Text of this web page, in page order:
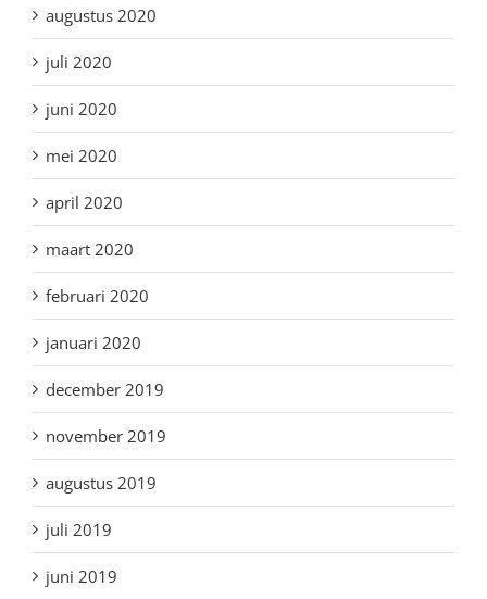
augustus 2020
juli 2020
juni 2020
mei 2020
april 2020
maart 2020
februari 2020
januari 2020
december 2019
november 2019
augustus 2019
juli 2019
juni 2019